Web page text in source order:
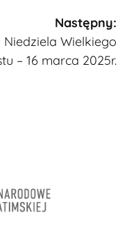
Następny:
Niedziela Wielkiego
– 16 marca 2025r.